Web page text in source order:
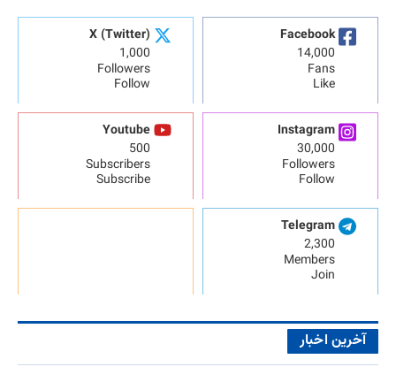
Facebook
14,000
Fans
Like
X (Twitter)
1,000
Followers
Follow
Instagram
30,000
Followers
Follow
Youtube
500
Subscribers
Subscribe
Telegram
2,300
Members
Join
آخرین اخبار